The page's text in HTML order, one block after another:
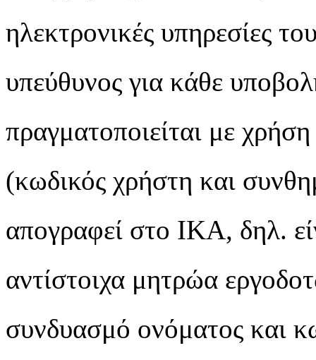
ηλεκτρονικές υπηρεσίες
υπεύθυνος για κάθε
πραγματοποιείται με
(κωδικός χρήστη και
απογραφεί στο ΙΚΑ, δηλ.
αντίστοιχα μητρώα
συνδυασμό ονόματος και